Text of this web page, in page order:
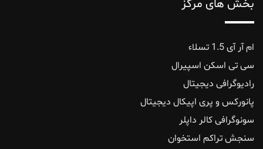
بخش های مرکز
ام آر آی 1.5 تسلاء
سی تی اسکن اسپیرال
رادیوگرافی دیجیتال
پانورکس‌ و ‌پری ‌اپیکال ‌دیجیتال
سونوگرافی کالر داپلر
سنجش تراکم استخوان